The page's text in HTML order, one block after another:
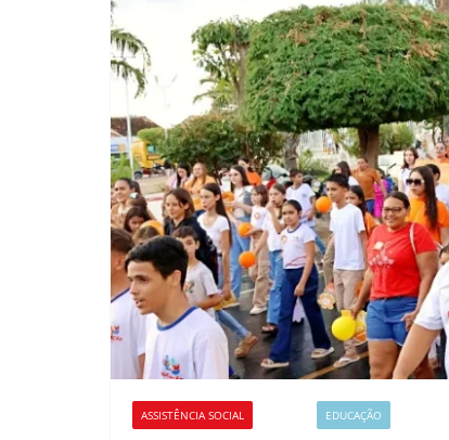
ASSISTÊNCIA SOCIAL EDUCAÇÃO